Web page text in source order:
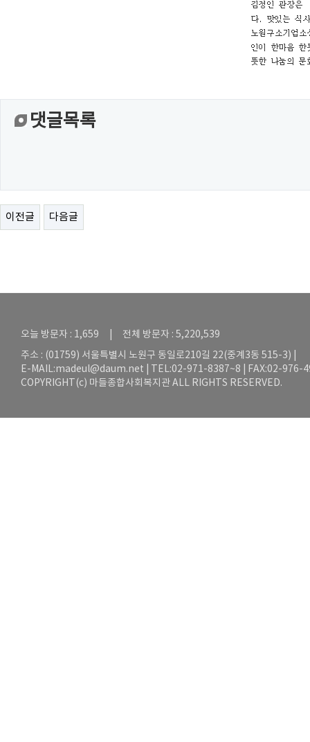
댓글목록
이전글 다음글
오늘 방문자 : 1,659 | 전체 방문자 : 5,220,539
주소 : (01759) 서울특별시 노원구 동일로210길 22(중계3동 515-3) |
E-MAIL:madeul@daum.net | TEL:02-971-8387~8 | FAX:02-976-
COPYRIGHT(c) 마들종합사회복지관 ALL RIGHTS RESERVED.